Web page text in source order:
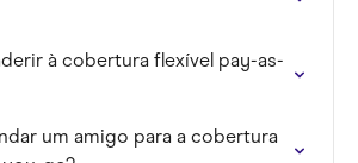
à cobertura flexível pay-as-
um amigo para a cobertura